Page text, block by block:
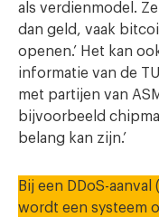
als verdienmodel.
dan geld, vaak
openen.’ Het kan
informatie van de
met partijen van
bijvoorbeeld
belang kan zijn.’
Bij een DDoS-
wordt een systeem